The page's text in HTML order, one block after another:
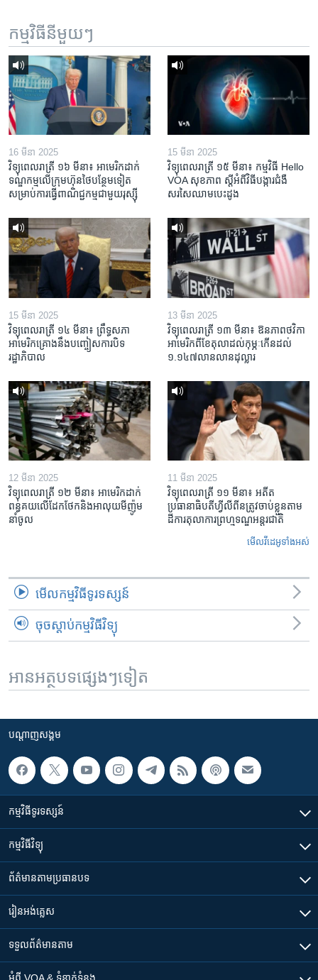
កម្មវិធី​នីមួយៗ
16 មីនា 2025
វិទ្យុពេលរាត្រី ១៦ មីនា៖ អាមេរិក​ដាក់​
ទណ្ឌកម្ម​លើ​ក្រុមហ៊ុន​ថៃ​បន្ថែម​ទៀត​
សម្រាប់​ការ​ធ្វើ​ពាណិជ្ជកម្ម​ជាមួយ​រុស្ស៊ី
15 មីនា 2025
វិទ្យុពេលរាត្រី ១៥ មីនា៖ កម្មវិធី ​Hello
VOA សុខភាព ស្ដី​អំពី​វិធី​បង្ការ​ជំងឺ​
សរសៃ​ឈាម​បេះដូង
15 មីនា 2025
វិទ្យុពេលរាត្រី ១៤ មីនា៖ ព្រឹទ្ធសភា
អាមេរិកគ្រោងនឹងបញ្ចៀសការបិទ
រដ្ឋាភិបាល
13 មីនា 2025
វិទ្យុពេលរាត្រី ១៣ មីនា៖ ឱនភាព​ថវិកា​
អាមេរិក​ពី​ខែ​តុលា​ដល់​កុម្ភៈ​កើន​ដល់​
១.១៤៧​លានលាន​ដុល្លារ
12 មីនា 2025
វិទ្យុពេលរាត្រី ១២ មីនា៖ អាមេរិក​ដាក់​
ពន្ធគយ​លើ​ដែកថែក​និង​អាលុយ​មីញ៉ូម​
នាំចូល
11 មីនា 2025
វិទ្យុពេលរាត្រី ១១ មីនា៖ អតីត​
ប្រធានាធិបតីហ្វីលីពីន​ត្រូវ​ចាប់ខ្លួនតាម
ដីការ​តុលាការ​ព្រហ្មទណ្ឌ​អន្តរជាតិ
មើល​វីដេអូ​ទាំង​អស់
មើល​កម្មវិធី​ទូរទស្សន៍
ចុចស្តាប់កម្មវិធីវិទ្យុ
អានអត្ថបទផ្សេងៗទៀត
បណ្តាញ​សង្គម
កម្មវិធី​ទូរទស្សន៍
កម្មវិធី​វិទ្យុ
ព័ត៌មាន​តាមប្រធានបទ​
រៀន​​អង់គ្លេស
ទទួល​ព័ត៌មាន​តាម
អំពី​ VOA & ទំនាក់ទំនង